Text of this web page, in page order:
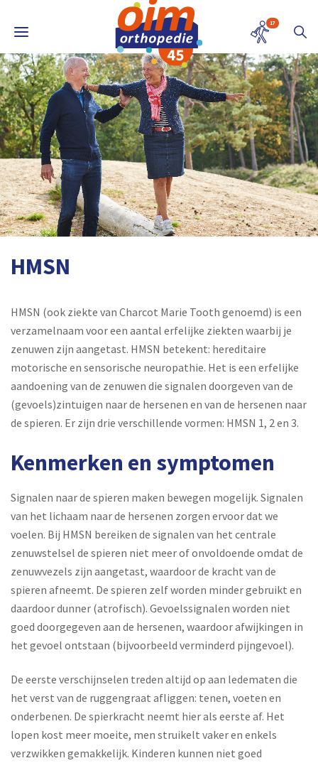
17
HMSN
HMSN (ook ziekte van Charcot Marie Tooth genoemd) is een
verzamelnaam voor een aantal erfelijke ziekten waarbij je
zenuwen zijn aangetast. HMSN betekent: hereditaire
motorische en sensorische neuropathie. Het is een erfelijke
aandoening van de zenuwen die signalen doorgeven van de
(gevoels)zintuigen naar de hersenen en van de hersenen naar
de spieren. Er zijn drie verschillende vormen: HMSN 1, 2 en 3.
Kenmerken en symptomen
Signalen naar de spieren maken bewegen mogelijk. Signalen
van het lichaam naar de hersenen zorgen ervoor dat we
voelen. Bij HMSN bereiken de signalen van het centrale
zenuwstelsel de spieren niet meer of onvoldoende omdat de
zenuwvezels zijn aangetast, waardoor de kracht van de
spieren afneemt. De spieren zelf worden minder gebruikt en
daardoor dunner (atrofisch). Gevoelssignalen worden niet
goed doorgegeven aan de hersenen, waardoor afwijkingen in
het gevoel ontstaan (bijvoorbeeld verminderd pijngevoel).
De eerste verschijnselen treden altijd op aan ledematen die
het verst van de ruggengraat afliggen: tenen, voeten en
onderbenen. De spierkracht neemt hier als eerste af. Het
lopen kost meer moeite, men struikelt vaker en enkels
verzwikken gemakkelijk. Kinderen kunnen niet goed